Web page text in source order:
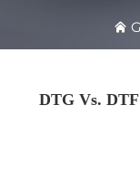
DTG Vs.